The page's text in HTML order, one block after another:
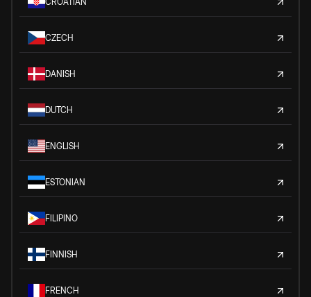
CZECH
DANISH
DUTCH
ENGLISH
ESTONIAN
FILIPINO
FINNISH
FRENCH